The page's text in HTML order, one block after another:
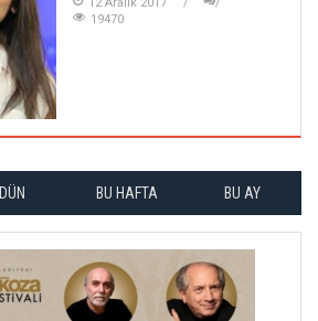
19470
DÜN BU HAFTA BU AY